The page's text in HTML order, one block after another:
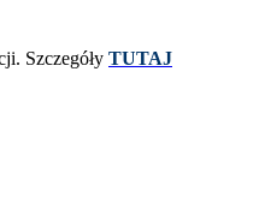
Szczegóły TUTAJ